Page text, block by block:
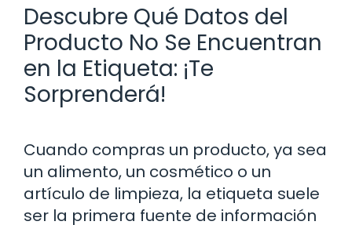
Descubre Qué Datos del
Producto No Se Encuentran
en la Etiqueta: ¡Te
Sorprenderá!
Cuando compras un producto, ya sea
un alimento, un cosmético o un
artículo de limpieza, la etiqueta suele
ser la primera fuente de información